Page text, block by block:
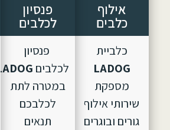
אילוף
כלבים
כלביית
LADOG
מספקת
שירותי אילוף
גורים ובוגרים
פנסיון
לכלבים
פנסיון
לכלבים LADOG,
במטרה לתת
לכלבכם
תנאים